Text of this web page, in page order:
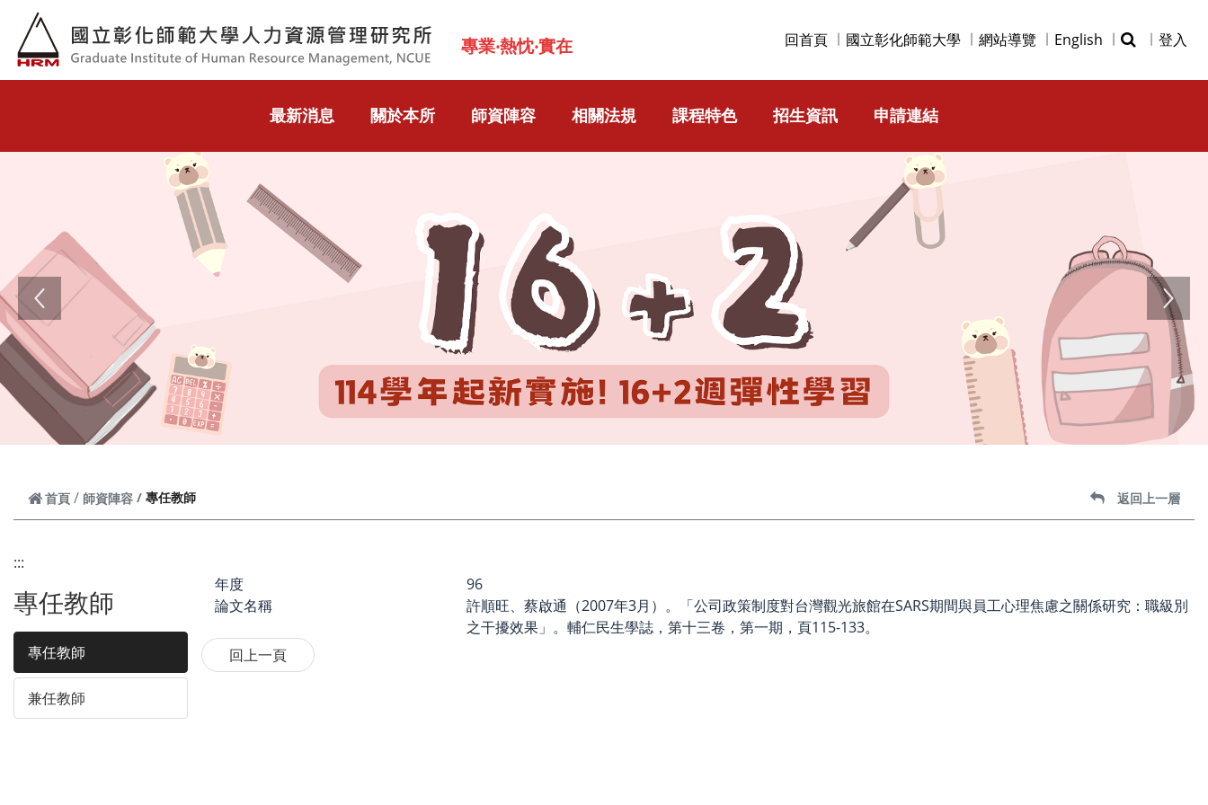
跳到主要內容
專業‧熱忱‧實在 回首頁 國立彰化師範大學 網站導覽 English 登入
最新消息 關於本所 師資陣容 相關法規 課程特色 招生資訊 申請連結
Previous Next
首頁 師資陣容 專任教師 返回上一層
:::
專任教師
專任教師
兼任教師
年度
96
論文名稱
許順旺、蔡啟通（2007年3月）。「公司政策制度對台灣觀光旅館在SARS期間與員工心理焦慮之關係研究：職級別
之干擾效果」。輔仁民生學誌，第十三卷，第一期，頁115-133。